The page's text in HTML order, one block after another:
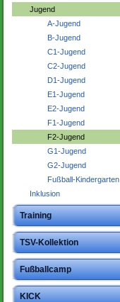
Jugend
A-Jugend
B-Jugend
C1-Jugend
C2-Jugend
D1-Jugend
E1-Jugend
E2-Jugend
F1-Jugend
F2-Jugend
G1-Jugend
G2-Jugend
Fußball-Kindergarten
Inklusion
Training
TSV-Kollektion
Fußballcamp
KICK